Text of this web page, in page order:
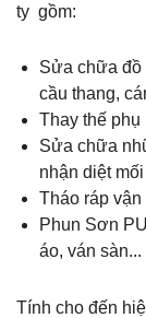
ty gồm:
Sửa chữa đồ
cầu thang,
Thay thế phụ
Sửa chữa
nhận diệt
Tháo ráp
Phun Sơn
áo, ván sàn...
Tính cho đến